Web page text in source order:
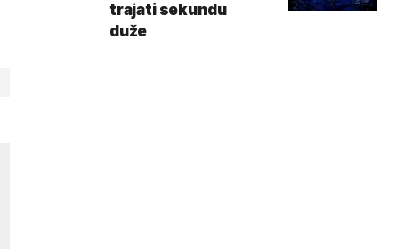
trajati sekundu
duže